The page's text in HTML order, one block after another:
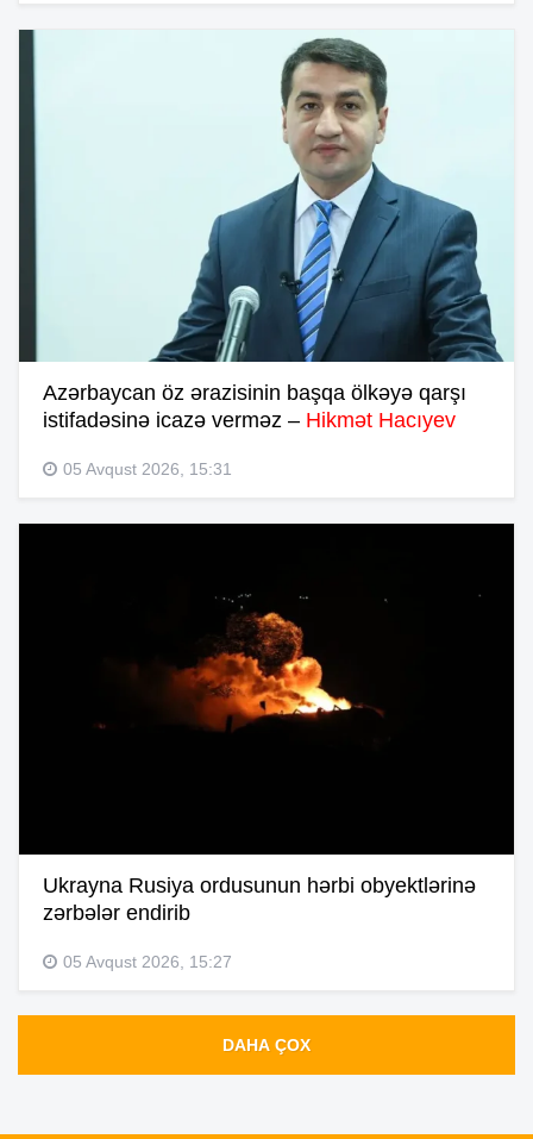
Azərbaycan öz ərazisinin başqa ölkəyə qarşı
istifadəsinə icazə verməz – Hikmət Hacıyev
05 Avqust 2026, 15:31
Ukrayna Rusiya ordusunun hərbi obyektlərinə
zərbələr endirib
05 Avqust 2026, 15:27
DAHA ÇOX